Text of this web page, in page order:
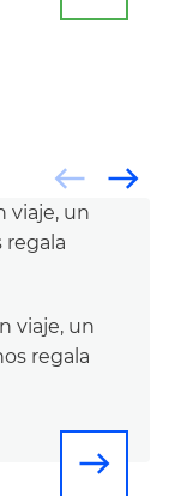
viaje, un
regala
east
east
west